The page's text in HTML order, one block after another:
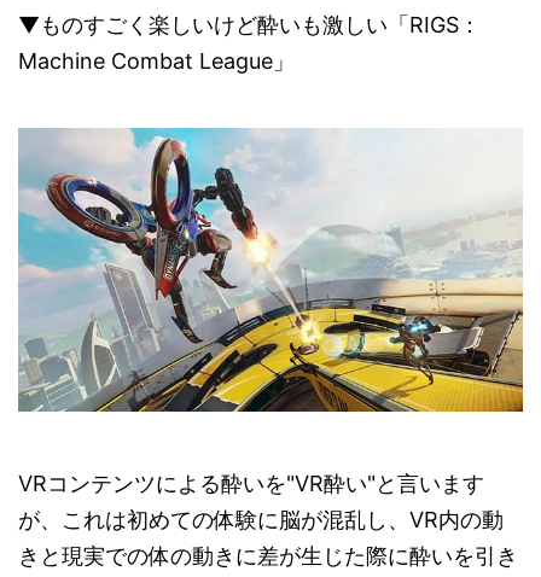
▼ものすごく楽しいけど酔いも激しい「RIGS：
Machine Combat League」
VRコンテンツによる酔いを"VR酔い"と言います
が、これは初めての体験に脳が混乱し、VR内の動
きと現実での体の動きに差が生じた際に酔いを引き